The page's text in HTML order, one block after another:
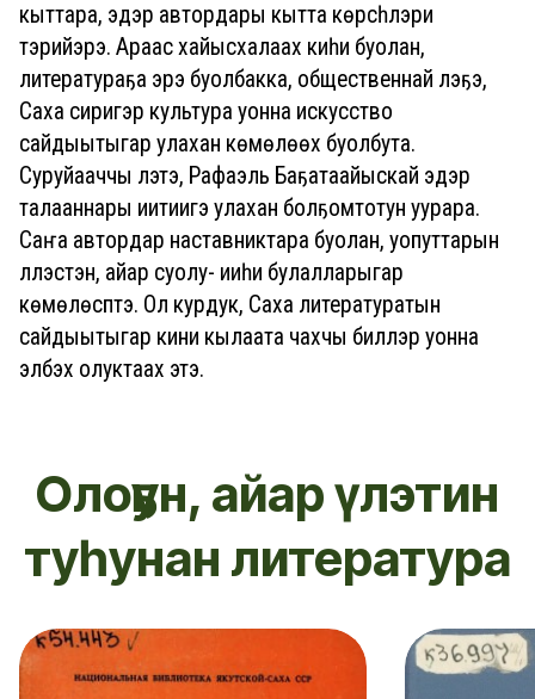
кыттара, эдэр автордары кытта көрсүһүүлэри
тэрийэрэ. Араас хайысхалаах киһи буолан,
литератураҕа эрэ буолбакка, общественнай үлэҕэ,
Саха сиригэр культура уонна искусство
сайдыытыгар улахан көмөлөөх буолбута.
Суруйааччы үлэтэ, Рафаэль Баҕатаайыскай эдэр
талааннары иитиигэ улахан болҕомтотун уурара.
Саҥа автордар наставниктара буолан, уопуттарын
үллэстэн, айар суолу- ииһи булалларыгар
көмөлөспүтэ. Ол курдук, Саха литературатын
сайдыытыгар кини кылаата чахчы биллэр уонна
элбэх олуктаах этэ.
Олоҕун, айар үлэтин
туһунан литература